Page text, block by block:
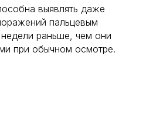
выявлять даже
пальцевым
раньше, чем они
при обычном осмотре.